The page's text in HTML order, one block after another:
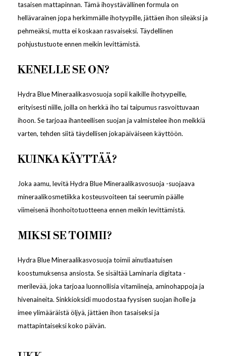
tasaisen mattapinnan. Tämä ihoystävällinen formula on
hellävarainen jopa herkimmälle ihotyypille, jättäen ihon sileäksi ja
pehmeäksi, mutta ei koskaan rasvaiseksi. Täydellinen
pohjustustuote ennen meikin levittämistä.
KENELLE SE ON?
Hydra Blue Mineraalikasvosuoja sopii kaikille ihotyypeille,
erityisesti niille, joilla on herkkä iho tai taipumus rasvoittuvaan
ihoon. Se tarjoaa ihanteellisen suojan ja valmistelee ihon meikkiä
varten, tehden siitä täydellisen jokapäiväiseen käyttöön.
KUINKA KÄYTTÄÄ?
Joka aamu, levitä Hydra Blue Mineraalikasvosuoja -suojaava
mineraalikosmetiikka kosteusvoiteen tai seerumin päälle
viimeisenä ihonhoitotuotteena ennen meikin levittämistä.
MIKSI SE TOIMII?
Hydra Blue Mineraalikasvosuoja toimii ainutlaatuisen
koostumuksensa ansiosta. Se sisältää Laminaria digitata -
merilevää, joka tarjoaa luonnollisia vitamiineja, aminohappoja ja
hivenaineita. Sinkkioksidi muodostaa fyysisen suojan iholle ja
imee ylimääräistä öljyä, jättäen ihon tasaiseksi ja
mattapintaiseksi koko päivän.